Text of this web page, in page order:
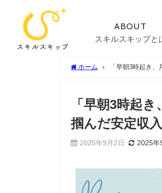
ABOUT
スキルスキップと
ホーム 「早朝3時起き
「早朝3時起
掴んだ安定収
2025年9月2日 2025年